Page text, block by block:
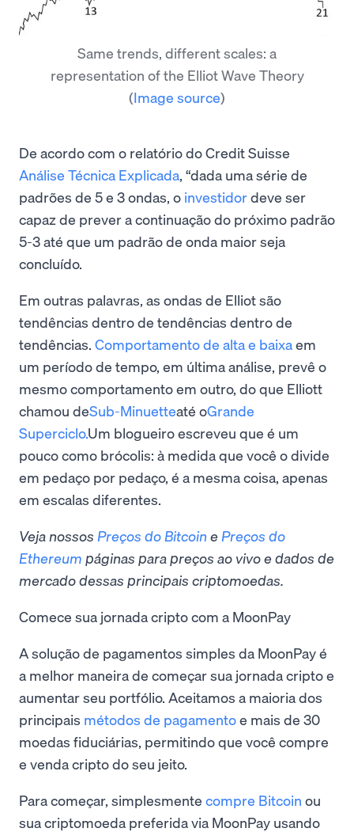
Same trends, different scales: a
representation of the Elliot Wave Theory
(Image source)
De acordo com o relatório do Credit Suisse
Análise Técnica Explicada, “dada uma série de
padrões de 5 e 3 ondas, o investidordeve ser
capaz de prever a continuação do próximo padrão
5-3 até que um padrão de onda maior seja
concluído.
Em outras palavras, as ondas de Elliot são
tendências dentro de tendências dentro de
tendências. Comportamento de alta e baixaem
um período de tempo, em última análise, prevê o
mesmo comportamento em outro, do que Elliott
chamou deSub-Minuetteaté oGrande
Superciclo.Um blogueiro escreveu que é um
pouco como brócolis: à medida que você o divide
em pedaço por pedaço, é a mesma coisa, apenas
em escalas diferentes.
Veja nossos Preços do Bitcoin e Preços do
Ethereum páginas para preços ao vivo e dados de
mercado dessas principais criptomoedas.
Comece sua jornada cripto com a MoonPay
A solução de pagamentos simples da MoonPay é
a melhor maneira de começar sua jornada cripto e
aumentar seu portfólio. Aceitamos a maioria dos
principais métodos de pagamentoe mais de 30
moedas fiduciárias, permitindo que você compre
e venda cripto do seu jeito.
Para começar, simplesmente compre Bitcoin ou
sua criptomoeda preferida via MoonPay usando